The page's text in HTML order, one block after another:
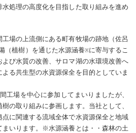
処理の高度化を目指した取り組みを進め
場の上流側にある町有牧場の跡地（佐呂
（植樹）を通じた水源涵養※に寄与するこ
び水質の改善、サロマ湖の水環境改善へ
る共生型の水資源保全を目的としていま
場を中心に参加してまいりましたが、
の取り組みに参画します。当社として、
に関連する流域全体で水資源保全と地域
まいります。※水源涵養とは・・森林の土